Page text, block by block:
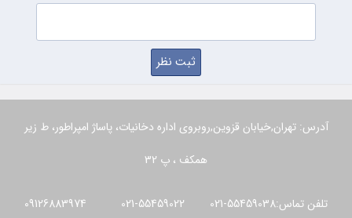
آدرس: تهران,خیابان قزوین,روبروی اداره دخانیات، پاساژ امپراطور، ط زیر
همکف ، پ 32
تلفن تماس:55459038-021 55459022-021 09126883974